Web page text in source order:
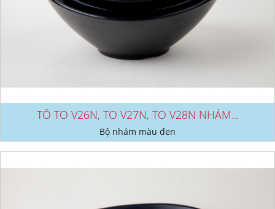
TÔ TO V26N, TO V27N, TO V28N NHÁM...
Bộ nhám màu đen